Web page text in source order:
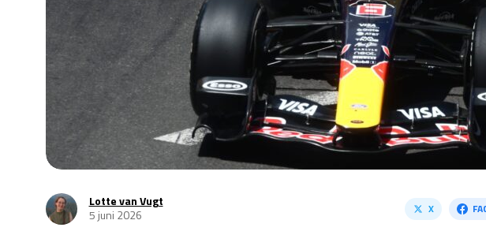
Lotte van Vugt
5 juni 2026
X